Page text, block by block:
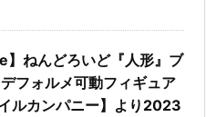
】ねんどろいど『人形』ブ
フォルメ可動フィギュア
イルカンパニー】より2023